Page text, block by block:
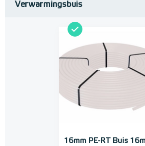
Verwarmingsbuis
16mm PE-RT Buis